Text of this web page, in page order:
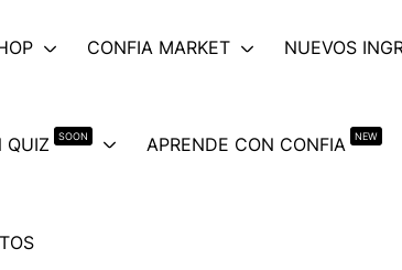
CONFIA MARKET NUEVOS
QUIZ SOON APRENDE CON CONFIA NEW